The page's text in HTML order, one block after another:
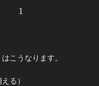
1
こうなります。
る）